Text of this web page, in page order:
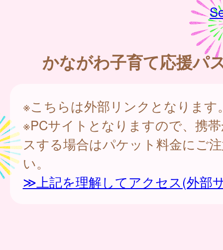
かながわ子育て応援パ
※こちらは外部リンクとなります
※PCサイトとなりますので、携
スする場合はパケット料金にご
い。
≫上記を理解してアクセス(外部